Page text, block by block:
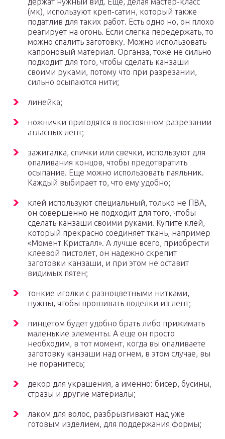
(мк), используют креп-сатин, который также
податлив для таких работ. Есть одно но, он плохо
реагирует на огонь. Если слегка передержать, то
можно спалить заготовку. Можно использовать
капроновый материал. Органза, тоже не сильно
подходит для того, чтобы сделать канзаши
своими руками, потому что при разрезании,
сильно осыпаются нити;
линейка;
ножнички пригодятся в постоянном разрезании
атласных лент;
зажигалка, спички или свечки, используют для
опаливания концов, чтобы предотвратить
осыпание. Еще можно использовать паяльник.
Каждый выбирает то, что ему удобно;
клей используют специальный, только не ПВА,
он совершенно не подходит для того, чтобы
сделать канзаши своими руками. Купите клей,
который прекрасно соединяет ткань, например
«Момент Кристалл». А лучше всего, приобрести
клеевой пистолет, он надежно скрепит
заготовки канзаши, и при этом не оставит
видимых пятен;
тонкие иголки с разноцветными нитками,
нужны, чтобы прошивать поделки из лент;
пинцетом будет удобно брать либо прижимать
маленькие элементы. А еще он просто
необходим, в тот момент, когда вы опаливаете
заготовку канзаши над огнем, в этом случае, вы
не поранитесь;
декор для украшения, а именно: бисер, бусины,
стразы и другие материалы;
лаком для волос, разбрызгивают над уже
готовым изделием, для поддержания формы;